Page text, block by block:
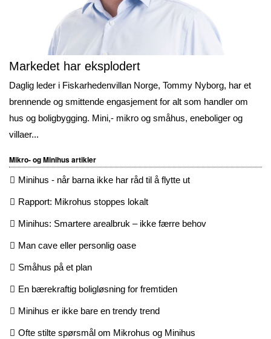
Markedet har eksplodert
Daglig leder i Fiskarhedenvillan Norge, Tommy Nyborg, har et
brennende og smittende engasjement for alt som handler om
hus og boligbygging. Mini,- mikro og småhus, eneboliger og
villaer...
Mikro- og Minihus artikler
Minihus - når barna ikke har råd til å flytte ut
Rapport: Mikrohus stoppes lokalt
Minihus: Smartere arealbruk – ikke færre behov
Man cave eller personlig oase
Småhus på et plan
En bærekraftig boligløsning for fremtiden
Minihus er ikke bare en trendy trend
Ofte stilte spørsmål om Mikrohus og Minihus